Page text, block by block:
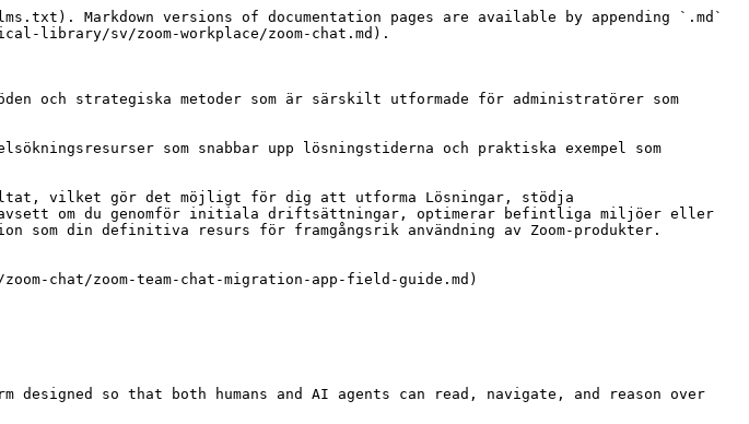
Markdown versions of documentation pages are available by appending `.md`
library/sv/zoom-workplace/zoom-chat.md).
och strategiska metoder som är särskilt utformade för administratörer som
som snabbar upp lösningstiderna och praktiska exempel som
vilket gör det möjligt för dig att utforma Lösningar, stödja
om du genomför initiala driftsättningar, optimerar befintliga miljöer eller
som din definitiva resurs för framgångsrik användning av Zoom-produkter.
chat/zoom-team-chat-migration-app-field-guide.md)
so that both humans and AI agents can read, navigate, and reason over